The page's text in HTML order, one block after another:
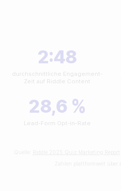
Für Sport-Teams & Ligen
Für Non-Profit Organisationen
NACH USE-CASE
2:48
durchschnittliche Engagement-
Zeit auf Riddle Content
28,6 %
Lead-Form Opt-in-Rate